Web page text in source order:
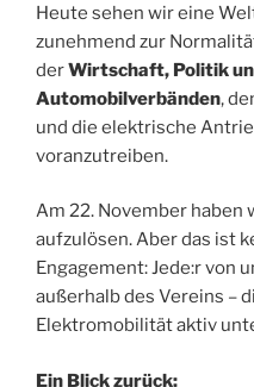
Heute sehen wir eine
zunehmend zur
derWirtschaft, Politik
Automobilverbänden,
und die elektrische
voranzutreiben.
Am 22. November haben
aufzulösen. Aber das ist
Engagement: Jede:r von
außerhalb des Vereins –
Elektromobilität aktiv
Ein Blick zurück: